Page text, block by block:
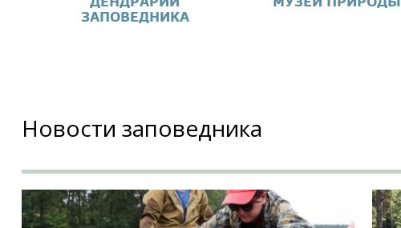
ЗАПОВЕДНИКА
Новости заповедника